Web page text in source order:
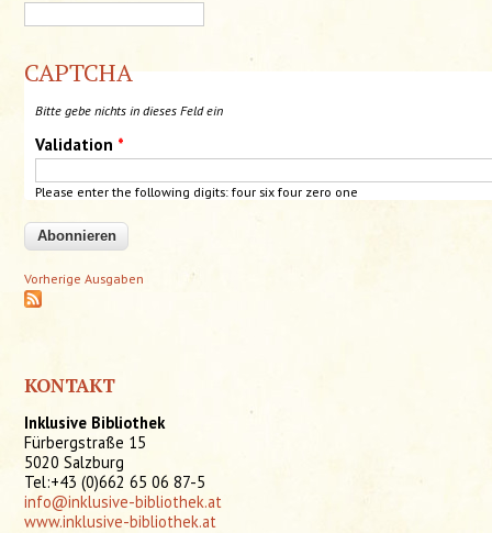
CAPTCHA
Bitte gebe nichts in dieses Feld ein
Validation *
Please enter the following digits:four six four zero one
Vorherige Ausgaben
KONTAKT
Inklusive Bibliothek
Fürbergstraße 15
5020 Salzburg
Tel:+43 (0)662 65 06 87-5
info@inklusive-bibliothek.at
www.inklusive-bibliothek.at